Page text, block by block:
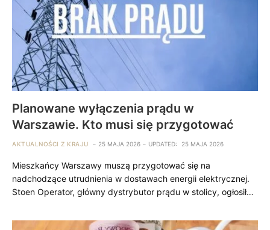
Planowane wyłączenia prądu w
Warszawie. Kto musi się przygotować
AKTUALNOŚCI Z KRAJU 25 MAJA 2026 UPDATED: 25 MAJA 2026
Mieszkańcy Warszawy muszą przygotować się na
nadchodzące utrudnienia w dostawach energii elektrycznej.
Stoen Operator, główny dystrybutor prądu w stolicy, ogłosił…